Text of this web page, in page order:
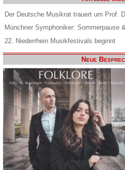
Der Deutsche Musikrat trauert um Prof.
Münchner Symphoniker: Sommerpause
22. Niederrhein Musikfestivals beginnt
Neue